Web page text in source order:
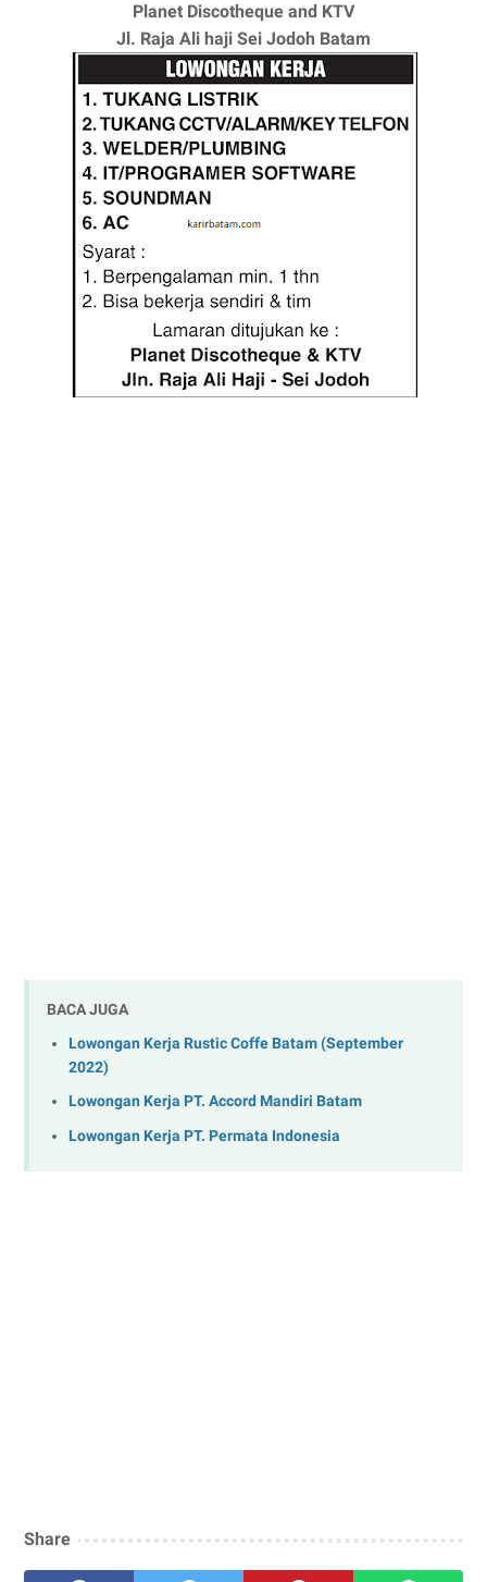
Planet Discotheque and KTV
Jl. Raja Ali haji Sei Jodoh Batam
BACA JUGA
Lowongan Kerja Rustic Coffe Batam (September
2022)
Lowongan Kerja PT. Accord Mandiri Batam
Lowongan Kerja PT. Permata Indonesia
Share